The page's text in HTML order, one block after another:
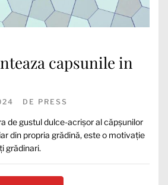
capsunile in
DE PRESS
de gustul dulce-acrișor al căpșunilor
din propria grădină, este o motivație
grădinari.